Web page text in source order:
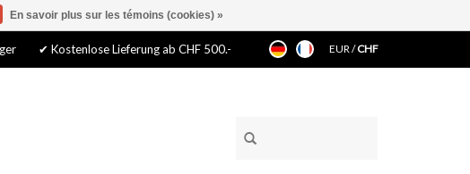
✔ Kostenlose Lieferung ab CHF 500.- EUR/CHF
En savoir plus sur les témoins (cookies) »